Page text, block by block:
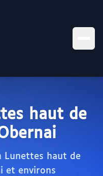
haut de
Lunettes haut de
et environs